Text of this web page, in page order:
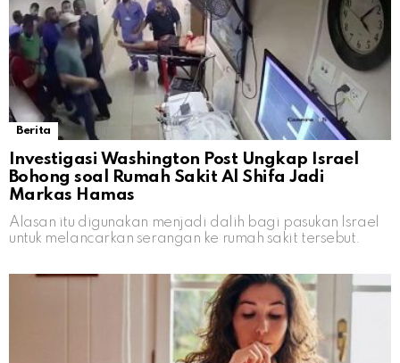
Berita
Investigasi Washington Post Ungkap Israel
Bohong soal Rumah Sakit Al Shifa Jadi
Markas Hamas
Alasan itu digunakan menjadi dalih bagi pasukan Israel
untuk melancarkan serangan ke rumah sakit tersebut.